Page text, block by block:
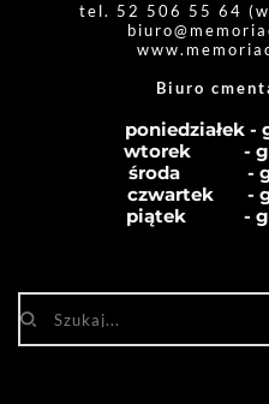
tel. 52 506 55 64
biuro
Biuro
poniedziałek -
wtorek
środa
czwartek
piątek